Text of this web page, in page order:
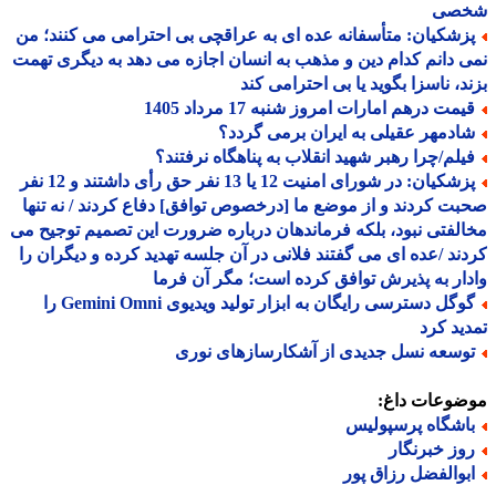
متأسفانه عده ای به عراقچی بی احترامی می کنند؛ من
دانم کدام دین و مذهب به انسان اجازه می دهد به دیگری تهمت
ناسزا بگوید یا بی احترامی کند
درهم امارات امروز شنبه 17 مرداد 1405
عقیلی به ایران برمی گردد؟
چرا رهبر شهید انقلاب به پناهگاه نرفتند؟
پزشکیان: در شورای امنیت 12 یا 13 نفر حق رأی داشتند و 12 نفر
کردند و از موضع ما [درخصوص توافق] دفاع کردند / نه تنها
نبود، بلکه فرماندهان درباره ضرورت این تصمیم توجیح می
/عده ای می گفتند فلانی در آن جلسه تهدید کرده و دیگران را
به پذیرش توافق کرده است؛ مگر آن فرما
گوگل دسترسی رایگان به ابزار تولید ویدیوی Gemini Omni را
کرد
نسل جدیدی از آشکارسازهای نوری
داغ:
پرسپولیس
خبرنگار
رزاق پور